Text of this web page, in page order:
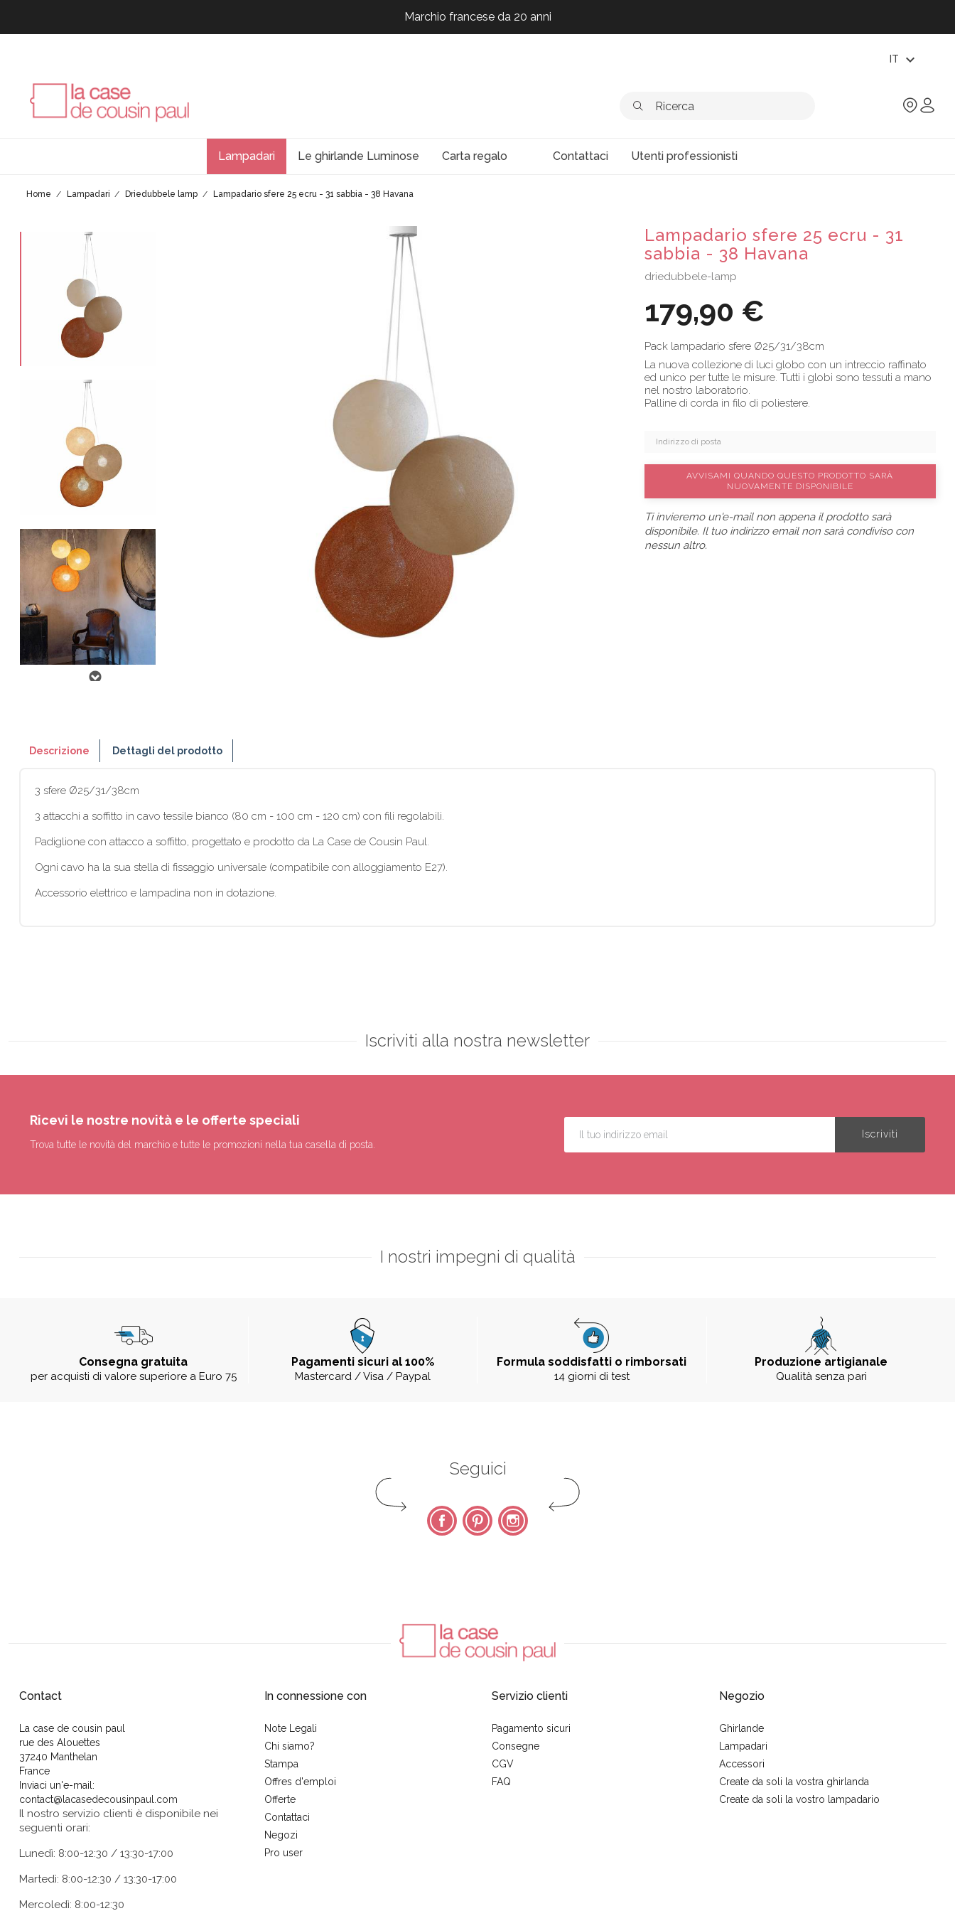
Marchio francese da 20 anni
Marchio francese da 20 anni
IT expand_more
Lampadari Le ghirlande Luminose Carta regalo Contattaci Utenti professionisti
Home Lampadari Driedubbele lamp Lampadario sfere 25 ecru - 31 sabbia - 38 Havana
Lampadario sfere 25 ecru - 31
sabbia - 38 Havana
driedubbele-lamp
179,90 €
Pack lampadario sfere Ø25/31/38cm
La nuova collezione di luci globo con un intreccio raffinato
ed unico per tutte le misure. Tutti i globi sono tessuti a mano
nel nostro laboratorio.
Palline di corda in filo di poliestere.
AVVISAMI QUANDO QUESTO PRODOTTO SARÀ
NUOVAMENTE DISPONIBILE
Ti invieremo un'e-mail non appena il prodotto sarà
disponibile. Il tuo indirizzo email non sarà condiviso con
nessun altro.
Descrizione Dettagli del prodotto
3 sfere Ø25/31/38cm
3 attacchi a soffitto in cavo tessile bianco (80 cm - 100 cm - 120 cm) con fili regolabili.
Padiglione con attacco a soffitto, progettato e prodotto da La Case de Cousin Paul.
Ogni cavo ha la sua stella di fissaggio universale (compatibile con alloggiamento E27).
Accessorio elettrico e lampadina non in dotazione.
Iscriviti alla nostra newsletter
Ricevi le nostre novità e le offerte speciali
Trova tutte le novità del marchio e tutte le promozioni nella tua casella di posta.
I nostri impegni di qualità
Consegna gratuita
per acquisti di valore superiore a Euro 75
Pagamenti sicuri al 100%
Mastercard / Visa / Paypal
Formula soddisfatti o rimborsati
14 giorni di test
Produzione artigianale
Qualità senza pari
Seguici
FacebookPinterest Instagram
Contact
La case de cousin paul
rue des Alouettes
37240 Manthelan
France
Inviaci un'e-mail:
contact@lacasedecousinpaul.com
Il nostro servizio clienti è disponibile nei
seguenti orari:
Lunedì: 8:00-12:30 / 13:30-17:00
Martedì: 8:00-12:30 / 13:30-17:00
Mercoledì: 8:00-12:30
In connessione con
Note Legali
Chi siamo?
Stampa
Offres d'emploi
Offerte
Contattaci
Negozi
Pro user
Servizio clienti
Pagamento sicuri
Consegne
CGV
FAQ
Negozio
Ghirlande
Lampadari
Accessori
Create da soli la vostra ghirlanda
Create da soli la vostro lampadario